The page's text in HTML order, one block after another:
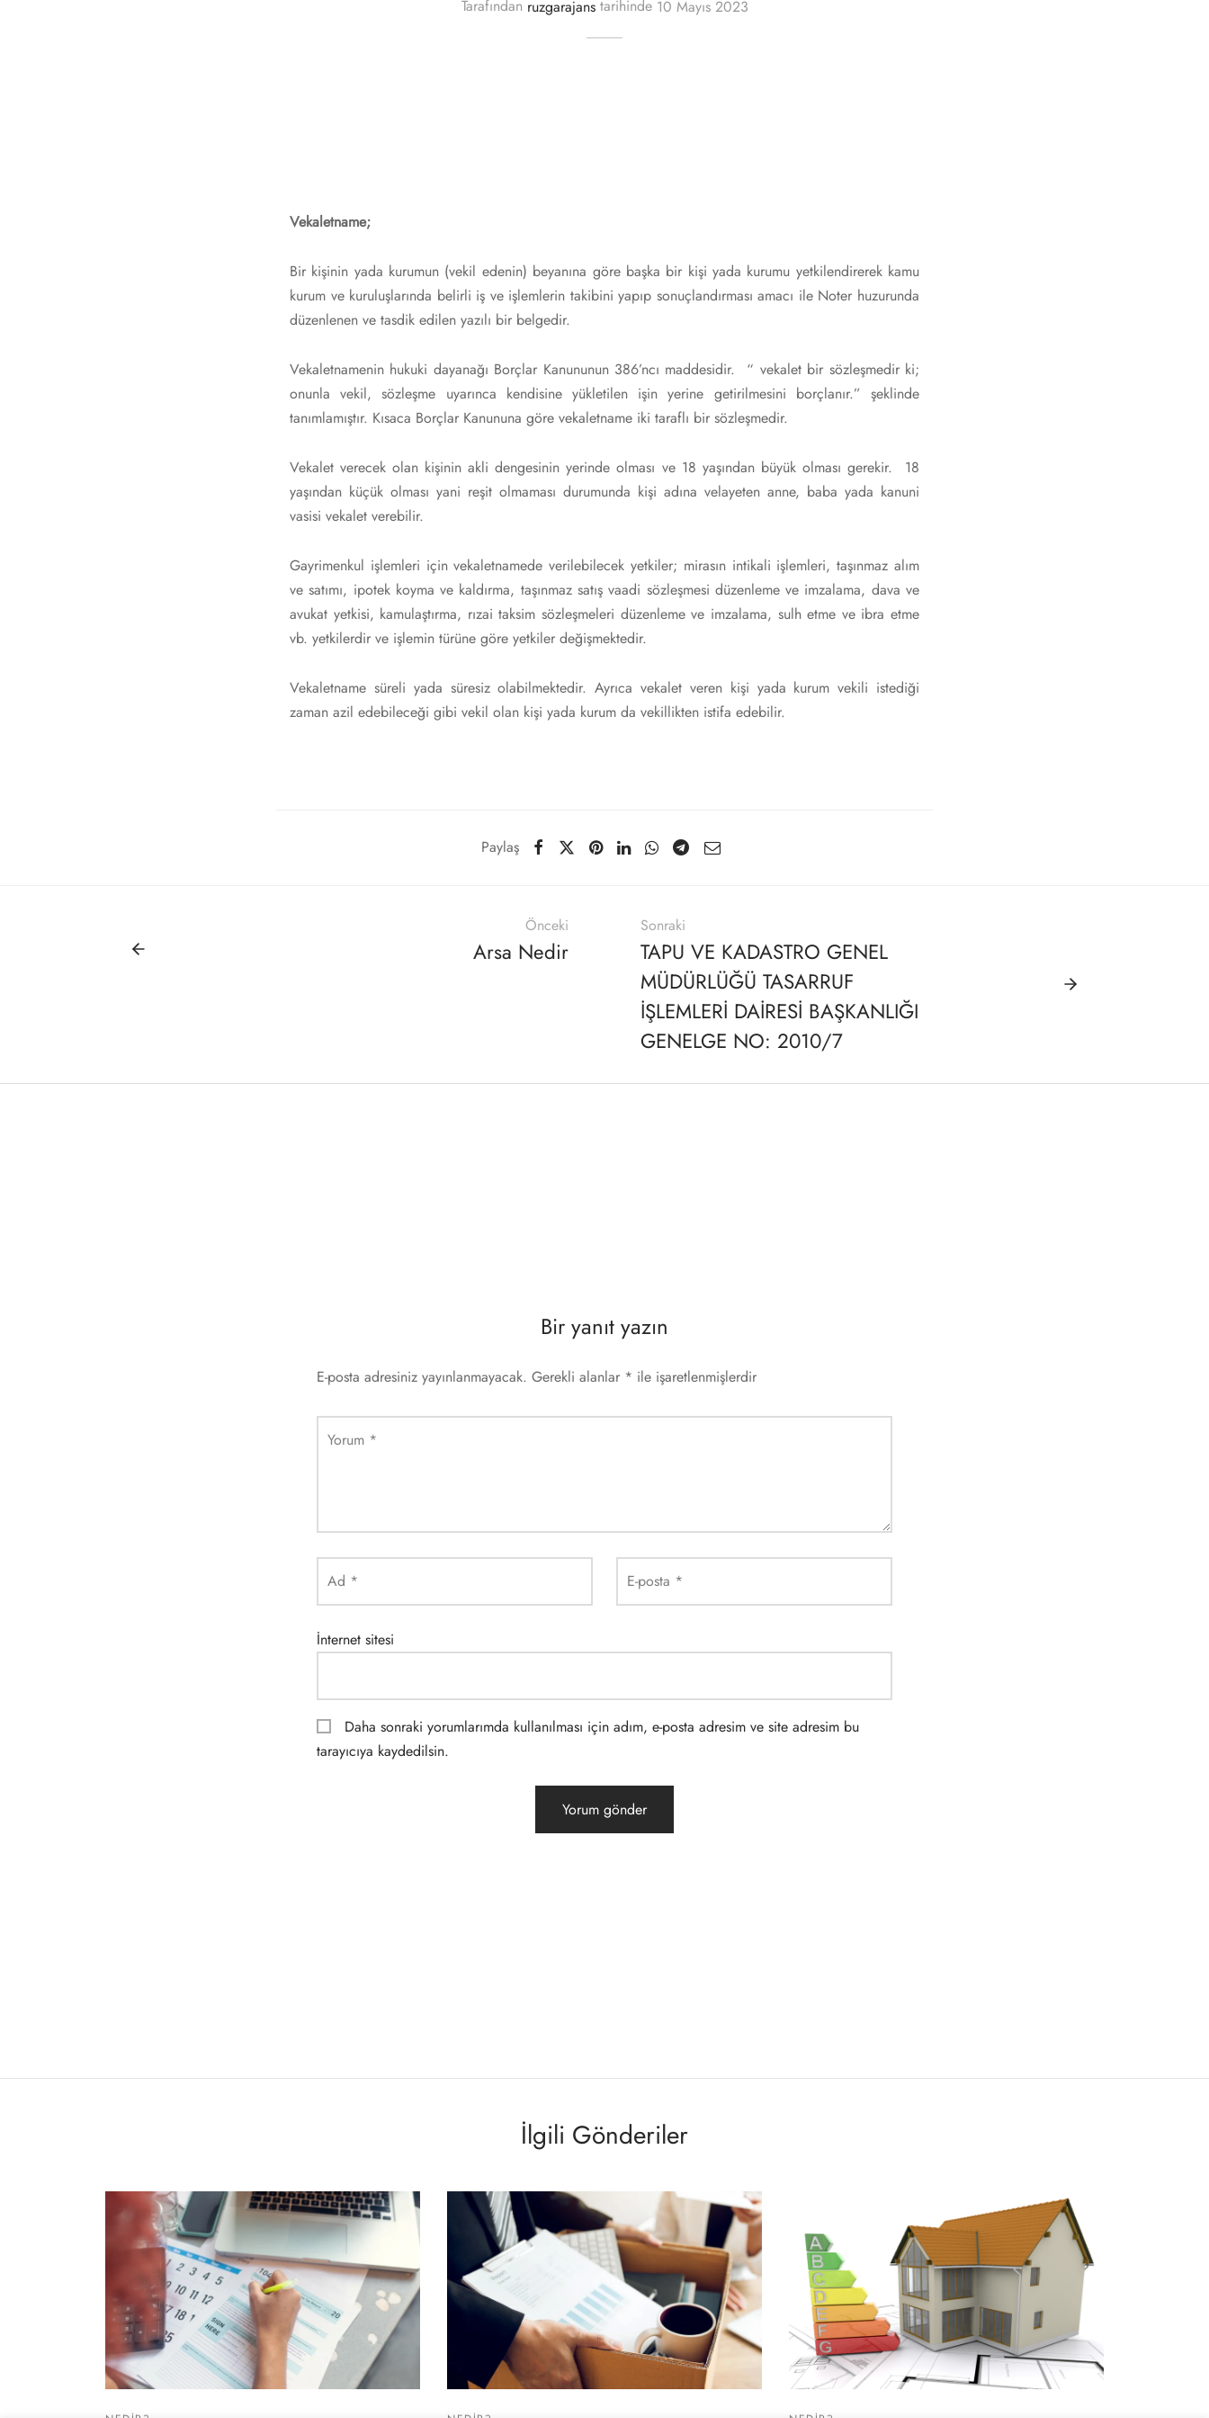
Tarafından ruzgarajanstarihinde 10 Mayıs 2023
Vekaletname;
Bir kişinin yada kurumun (vekil edenin) beyanına göre başka bir kişi yada kurumu yetkilendirerek kamu
kurum ve kuruluşlarında belirli iş ve işlemlerin takibini yapıp sonuçlandırması amacı ile Noter huzurunda
düzenlenen ve tasdik edilen yazılı bir belgedir.
Vekaletnamenin hukuki dayanağı Borçlar Kanununun 386’ncı maddesidir. “ vekalet bir sözleşmedir ki;
onunla vekil, sözleşme uyarınca kendisine yükletilen işin yerine getirilmesini borçlanır.” şeklinde
tanımlamıştır. Kısaca Borçlar Kanununa göre vekaletname iki taraflı bir sözleşmedir.
Vekalet verecek olan kişinin akli dengesinin yerinde olması ve 18 yaşından büyük olması gerekir. 18
yaşından küçük olması yani reşit olmaması durumunda kişi adına velayeten anne, baba yada kanuni
vasisi vekalet verebilir.
Gayrimenkul işlemleri için vekaletnamede verilebilecek yetkiler; mirasın intikali işlemleri, taşınmaz alım
ve satımı, ipotek koyma ve kaldırma, taşınmaz satış vaadi sözleşmesi düzenleme ve imzalama, dava ve
avukat yetkisi, kamulaştırma, rızai taksim sözleşmeleri düzenleme ve imzalama, sulh etme ve ibra etme
vb. yetkilerdir ve işlemin türüne göre yetkiler değişmektedir.
Vekaletname süreli yada süresiz olabilmektedir. Ayrıca vekalet veren kişi yada kurum vekili istediği
zaman azil edebileceği gibi vekil olan kişi yada kurum da vekillikten istifa edebilir.
Paylaş
Önceki
Arsa Nedir
Sonraki
TAPU VE KADASTRO GENEL
MÜDÜRLÜĞÜ TASARRUF
İŞLEMLERİ DAİRESİ BAŞKANLIĞI
GENELGE NO: 2010/7
Bir yanıt yazın
E-posta adresiniz yayınlanmayacak. Gerekli alanlar * ile işaretlenmişlerdir
Yorum *
Ad * E-posta *
İnternet sitesi
Daha sonraki yorumlarımda kullanılması için adım, e-posta adresim ve site adresim bu
tarayıcıya kaydedilsin.
İlgili Gönderiler